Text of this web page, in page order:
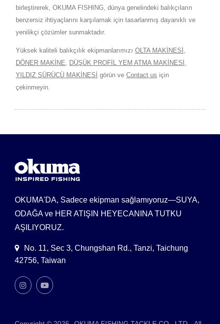
birleştirerek, OKUMA FISHING, dünya genelindeki balıkçıların
benzersiz ihtiyaçlarını karşılamak için tasarlanmış dayanıklı ve
yenilikçi çözümler sunmaktadır.
Yüksek kaliteli balıkçılık ekipmanlarımızı OLTA MAKİNESİ ,
DÖNER MAKİNE, DÜŞÜK PROFİL YEM ATMA MAKİNESİ ,
YILDIZ SÜRÜCÜ MAKİNESİ görün ve Contact us için
çekinmeyin.
OKUMA'DA, Sadece ekipman sağlamıyoruz—SUYA,
ODAĞA ve HER ATIŞIN HEYECANINA TUTKU
AŞILIYORUZ.
No. 11, Sec 3, Chungshan Rd., Tanzi, Taichung
42756, Taiwan